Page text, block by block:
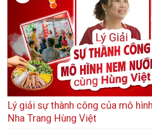
Lý giải sự thành công của mô hình nem nướng
Nha Trang Hùng Việt